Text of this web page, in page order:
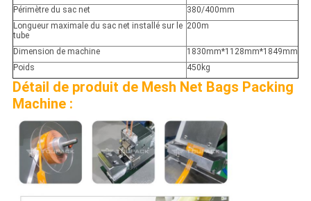
Périmètre du sac net
380/400mm
Longueur maximale du sac net installé sur le
tube
200m
Dimension de machine
1830mm*1128mm*1849mm
Poids
450kg
Détail de produit de Mesh Net Bags Packing
Machine :